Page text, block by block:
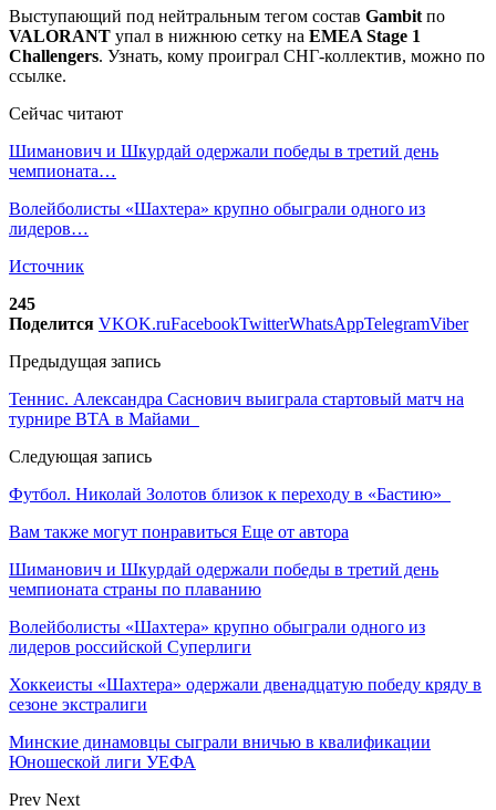
Выступающий под нейтральным тегом состав Gambit по
VALORANT упал в нижнюю сетку на EMEA Stage 1
Challengers. Узнать, кому проиграл СНГ-коллектив, можно по
ссылке.
Сейчас читают
Шиманович и Шкурдай одержали победы в третий день
чемпионата…
Волейболисты «Шахтера» крупно обыграли одного из
лидеров…
Источник
245
Поделится VKOK.ruFacebookTwitterWhatsAppTelegramViber
Предыдущая запись
Теннис. Александра Саснович выиграла стартовый матч на
турнире ВТА в Майами
Следующая запись
Футбол. Николай Золотов близок к переходу в «Бастию»
Вам также могут понравиться Еще от автора
Шиманович и Шкурдай одержали победы в третий день
чемпионата страны по плаванию
Волейболисты «Шахтера» крупно обыграли одного из
лидеров российской Суперлиги
Хоккеисты «Шахтера» одержали двенадцатую победу кряду в
сезоне экстралиги
Минские динамовцы сыграли вничью в квалификации
Юношеской лиги УЕФА
Prev Next